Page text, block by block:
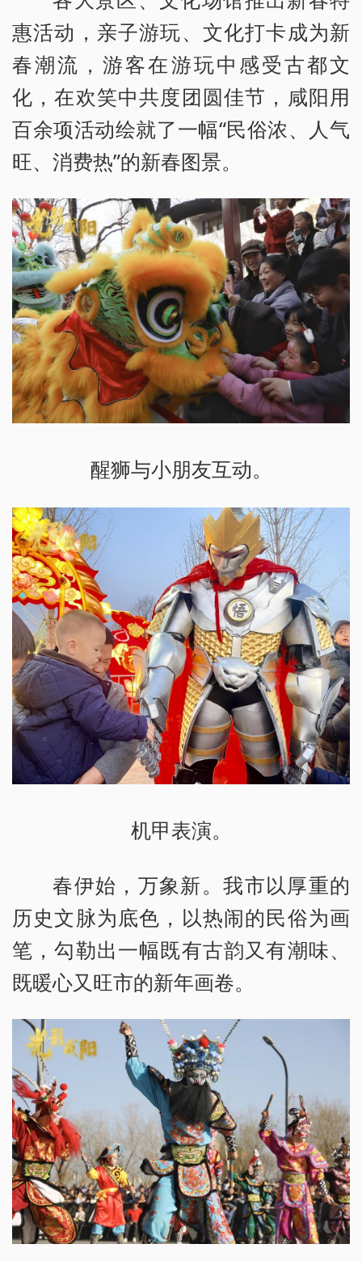
惠活动，亲子游玩、文化打卡成为新
春潮流，游客在游玩中感受古都文
化，在欢笑中共度团圆佳节，咸阳用
百余项活动绘就了一幅“民俗浓、人气
旺、消费热”的新春图景。
醒狮与小朋友互动。
机甲表演。
春伊始，万象新。我市以厚重的
历史文脉为底色，以热闹的民俗为画
笔，勾勒出一幅既有古韵又有潮味、
既暖心又旺市的新年画卷。